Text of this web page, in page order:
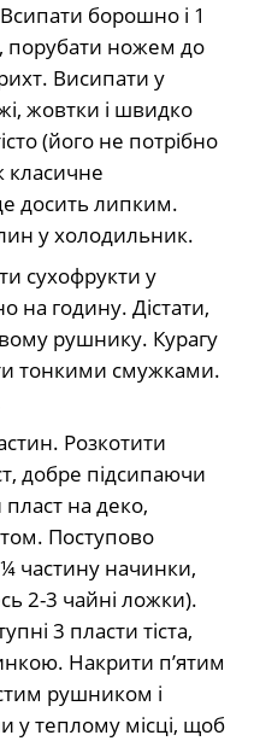
борошно і 1
порубати ножем до
Висипати у
жовтки і швидко
(його не потрібно
класичне
досить липким.
у холодильник.
сухофрукти у
на годину. Дістати,
рушнику. Курагу
тонкими смужками.
Розкотити
добре підсипаючи
на деко,
Поступово
¼ частину начинки,
2-3 чайні ложки).
3 пласти тіста,
Накрити п’ятим
рушником і
у теплому місці, щоб